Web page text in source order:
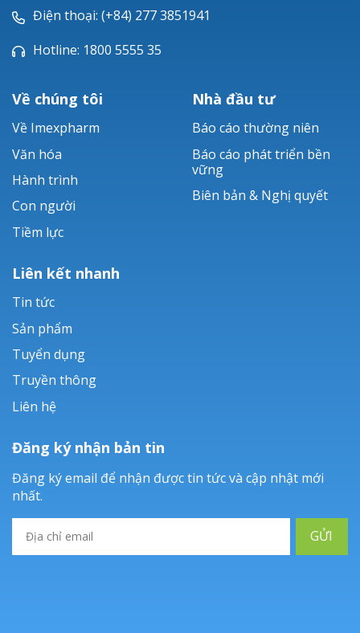
Zobacta®
Bacsulfo®
Điện thoại: (+84) 277 3851941
Hotline: 1800 5555 35
Về chúng tôi
Về Imexpharm
Văn hóa
Hành trình
Con người
Tiềm lực
Nhà đầu tư
Báo cáo thường niên
Báo cáo phát triển bền
vững
Biên bản & Nghị quyết
Liên kết nhanh
Tin tức
Sản phẩm
Tuyển dụng
Truyền thông
Liên hệ
Đăng ký nhận bản tin
Đăng ký email để nhận được tin tức và cập nhật mới
nhất.
GỬI